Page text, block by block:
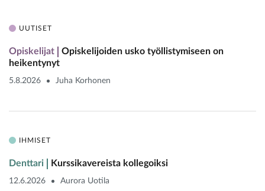
UUTISET
Opiskelijat
Opiskelijoiden usko työllistymiseen on
heikentynyt
5.8.2026 Juha Korhonen
IHMISET
Denttari Kurssikavereista kollegoiksi
12.6.2026 Aurora Uotila